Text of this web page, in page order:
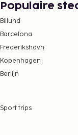
Populaire
Billund
Barcelona
Frederikshavn
Kopenhagen
Berlijn
Sport trips